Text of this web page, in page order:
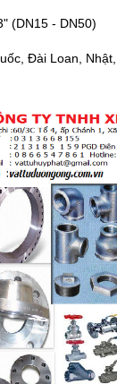
(DN15 - DN50)
Đài Loan,